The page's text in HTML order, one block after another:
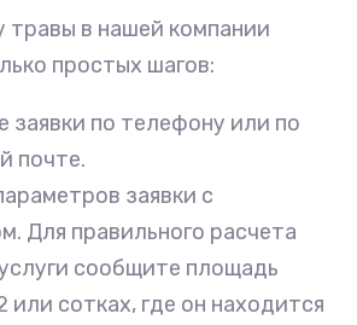
травы в нашей компании
простых шагов:
заявки по телефону или по
почте.
заявки с
Для правильного расчета
сообщите площадь
или сотках, где он находится